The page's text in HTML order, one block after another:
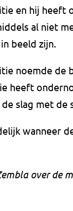
en hij
al niet
beeld zijn.
noemde de
heeft
slag met
wanneer
over de